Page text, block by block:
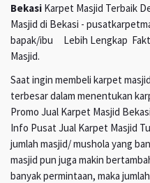
Bekasi Karpet Masjid Terbaik
Masjid di Bekasi -
bapak/ibu Lebih Lengkap
Masjid.
Saat ingin membeli karpet
terbesar dalam menentukan
Promo Jual Karpet Masjid
Info Pusat Jual Karpet Masjid
jumlah masjid/ mushola yang
masjid pun juga makin
banyak permintaan, maka